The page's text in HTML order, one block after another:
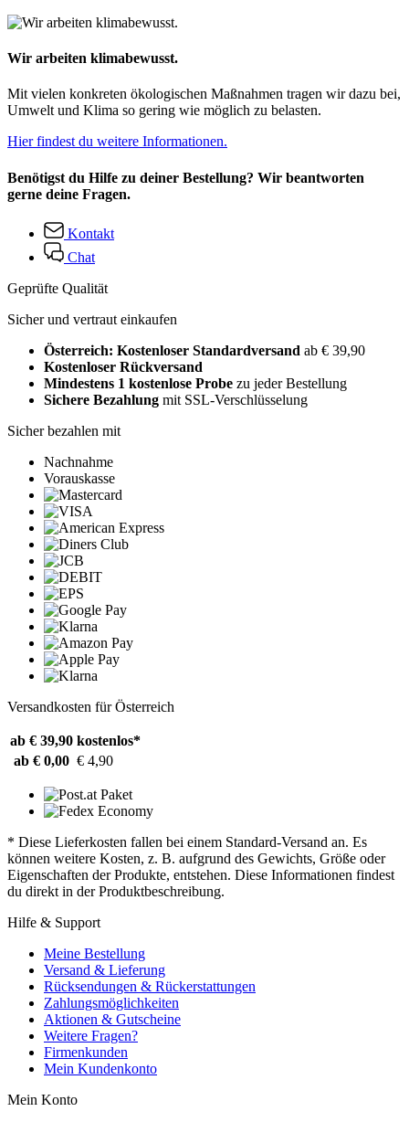
Wir arbeiten klimabewusst.
Mit vielen konkreten ökologischen Maßnahmen tragen wir dazu bei,
Umwelt und Klima so gering wie möglich zu belasten.
Hier findest du weitere Informationen.
Benötigst du Hilfe zu deiner Bestellung? Wir beantworten
gerne deine Fragen.
Kontakt
Chat
Geprüfte Qualität
Sicher und vertraut einkaufen
Österreich: Kostenloser Standardversand ab € 39,90
Kostenloser Rückversand
Mindestens 1 kostenlose Probe zu jeder Bestellung
Sichere Bezahlung mit SSL-Verschlüsselung
Sicher bezahlen mit
Nachnahme
Vorauskasse
Versandkosten für Österreich
ab € 39,90 kostenlos*
ab € 0,00 € 4,90
* Diese Lieferkosten fallen bei einem Standard-Versand an. Es
können weitere Kosten, z. B. aufgrund des Gewichts, Größe oder
Eigenschaften der Produkte, entstehen. Diese Informationen findest
du direkt in der Produktbeschreibung.
Hilfe & Support
Meine Bestellung
Versand & Lieferung
Rücksendungen & Rückerstattungen
Zahlungsmöglichkeiten
Aktionen & Gutscheine
Weitere Fragen?
Firmenkunden
Mein Kundenkonto
Mein Konto